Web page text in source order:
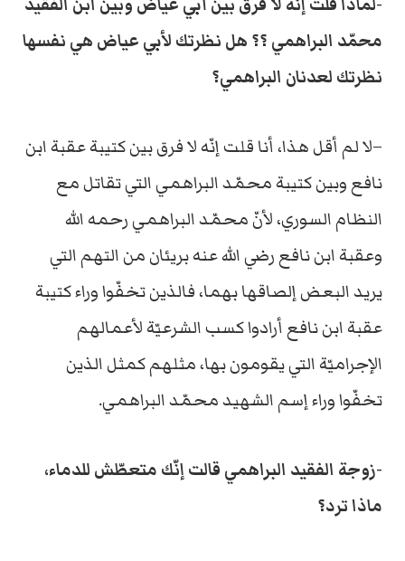
محمّد البراهمي ؟؟ هل نظرتك لأبي عياض هي نفسها
نظرتك لعدنان البراهمي؟
–لا لم أقل هذا، أنا قلت إنّه لا فرق بين كتيبة عقبة ابن
نافع وبين كتيبة محمّد البراهمي التي تقاتل مع
النظام السوري، لأنّ محمّد البراهمي رحمه الله
وعقبة ابن نافع رضي الله عنه بريئان من التهم التي
يريد البعض إلصاقها بهما، فالذين تخفّوا وراء كتيبة
عقبة ابن نافع أرادوا كسب الشرعيّة لأعمالهم
الإجراميّة التي يقومون بها، مثلهم كمثل الذين
تخفّوا وراء إسم الشهيد محمّد البراهمي.
-زوجة الفقيد البراهمي قالت إنّك متعطّش للدماء،
ماذا ترد؟